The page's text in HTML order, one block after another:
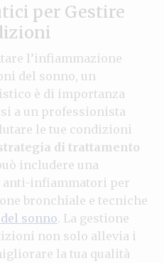
per Gestire
l’infiammazione
del sonno, un
è di importanza
a un professionista
le tue condizioni
di trattamento
includere una
anti-infiammatori per
bronchiale e tecniche
sonno. La gestione
non solo allevia i
la tua qualità